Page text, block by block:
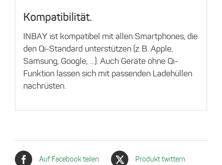
Kompatibilität.
INBAY ist kompatibel mit allen Smartphones, die
den Qi-Standard unterstützen (z. B. Apple,
Samsung, Google, …). Auch Geräte ohne Qi-
Funktion lassen sich mit passenden Ladehüllen
nachrüsten.
Auf Facebook teilen Produkt twittern